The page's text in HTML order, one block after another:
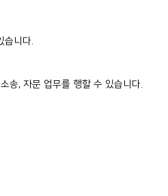
습니다.
송, 자문 업무를 행할 수 있습니다.